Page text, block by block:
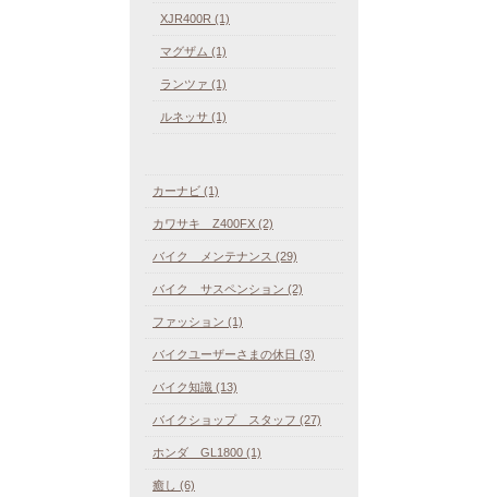
XJR400R (1)
マグザム (1)
ランツァ (1)
ルネッサ (1)
カーナビ (1)
カワサキ Z400FX (2)
バイク メンテナンス (29)
バイク サスペンション (2)
ファッション (1)
バイクユーザーさまの休日 (3)
バイク知識 (13)
バイクショップ スタッフ (27)
ホンダ GL1800 (1)
癒し (6)